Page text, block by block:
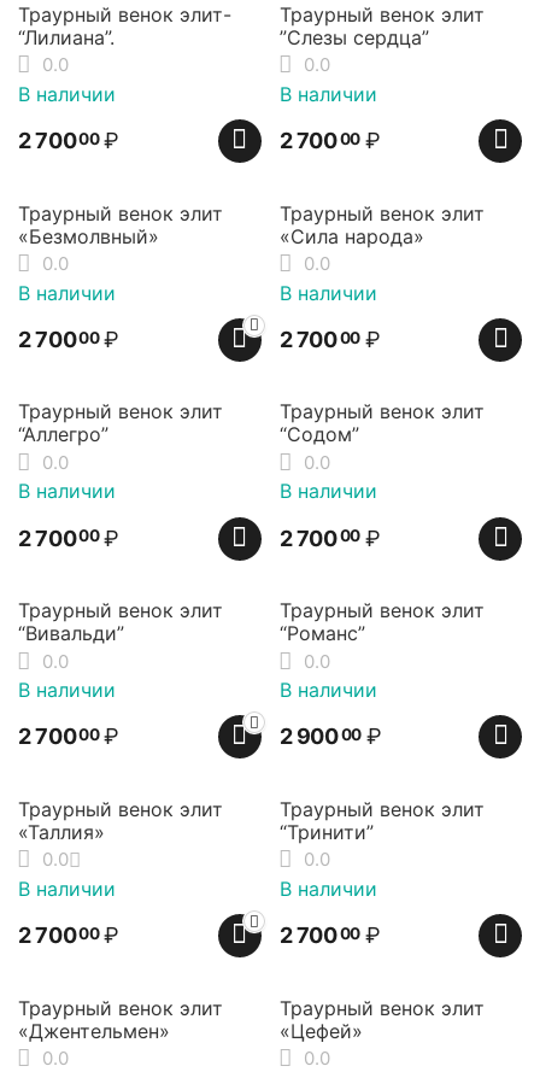
Траурный венок элит-
“Лилиана”.
0.0
В наличии
2 70000 ₽
Траурный венок элит
”Слезы сердца”
0.0
В наличии
2 70000 ₽
Траурный венок элит
«Безмолвный»
0.0
В наличии
2 70000 ₽
Траурный венок элит
«Сила народа»
0.0
В наличии
2 70000 ₽
Траурный венок элит
“Аллегро”
0.0
В наличии
2 70000 ₽
Траурный венок элит
“Содом”
0.0
В наличии
2 70000 ₽
Траурный венок элит
“Вивальди”
0.0
В наличии
2 70000 ₽
Траурный венок элит
“Романс”
0.0
В наличии
2 90000 ₽
Траурный венок элит
«Таллия»
0.0
В наличии
2 70000 ₽
Траурный венок элит
“Тринити”
0.0
В наличии
2 70000 ₽
Траурный венок элит
«Джентельмен»
0.0
Траурный венок элит
«Цефей»
0.0